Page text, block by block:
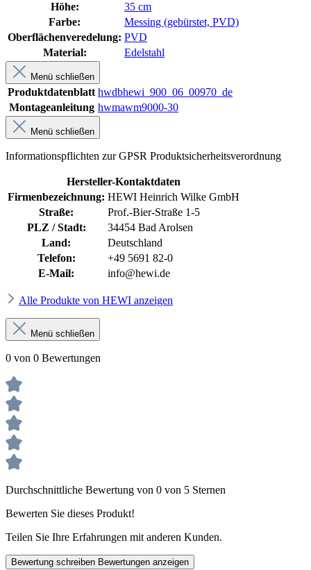
Höhe:
35 cm
Farbe:
Messing (gebürstet, PVD)
Oberflächenveredelung: PVD
Material:
Edelstahl
Menü schließen
Produktdatenblatt hwdbhewi_900_06_00970_de
Montageanleitung hwmawm9000-30
Menü schließen
Informationspflichten zur GPSR Produktsicherheitsverordnung
Hersteller-Kontaktdaten
Firmenbezeichnung: HEWI Heinrich Wilke GmbH
Straße:
Prof.-Bier-Straße 1-5
PLZ / Stadt:
34454 Bad Arolsen
Land:
Deutschland
Telefon:
+49 5691 82-0
E-Mail:
info@hewi.de
Alle Produkte von HEWI anzeigen
Menü schließen
0 von 0 Bewertungen
Durchschnittliche Bewertung von 0 von 5 Sternen
Bewerten Sie dieses Produkt!
Teilen Sie Ihre Erfahrungen mit anderen Kunden.
Bewertung schreiben Bewertungen anzeigen